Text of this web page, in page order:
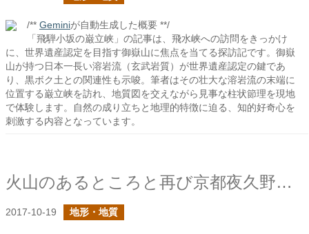
/** Geminiが自動生成した概要 **/
「飛騨小坂の巌立峡」の記事は、飛水峡への訪問をきっかけ
に、世界遺産認定を目指す御嶽山に焦点を当てる探訪記です。御嶽
山が持つ日本一長い溶岩流（玄武岩質）が世界遺産認定の鍵であ
り、黒ボク土との関連性も示唆。筆者はその壮大な溶岩流の末端に
位置する巌立峡を訪れ、地質図を交えながら見事な柱状節理を現地
で体験します。自然の成り立ちと地理的特徴に迫る、知的好奇心を
刺激する内容となっています。
火山のあるところと再び京都夜久野高原の宝山に目を向けてみると
2017-10-19 地形・地質